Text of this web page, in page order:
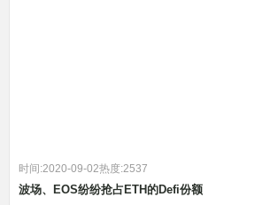
时间:2020-09-02热度:2537
波场、EOS纷纷抢占ETH的Defi份额